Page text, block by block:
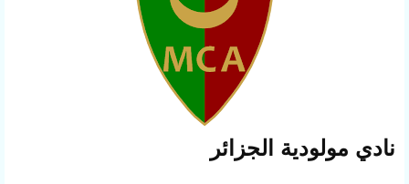
نادي مولودية الجزائر